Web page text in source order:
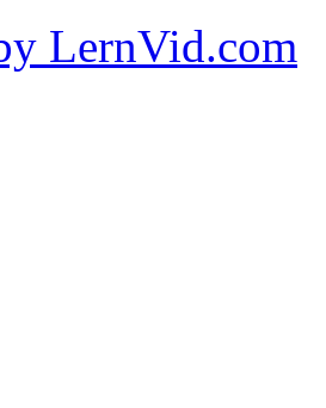
LernVid.com